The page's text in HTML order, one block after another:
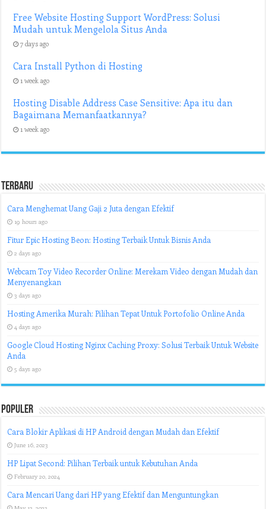
Free Website Hosting Support WordPress: Solusi
Mudah untuk Mengelola Situs Anda
7 days ago
Cara Install Python di Hosting
1 week ago
Hosting Disable Address Case Sensitive: Apa itu dan
Bagaimana Memanfaatkannya?
1 week ago
Terbaru
Cara Menghemat Uang Gaji 2 Juta dengan Efektif
19 hours ago
Fitur Epic Hosting Beon: Hosting Terbaik Untuk Bisnis Anda
2 days ago
Webcam Toy Video Recorder Online: Merekam Video dengan Mudah dan
Menyenangkan
3 days ago
Hosting Amerika Murah: Pilihan Tepat Untuk Portofolio Online Anda
4 days ago
Google Cloud Hosting Nginx Caching Proxy: Solusi Terbaik Untuk Website
Anda
5 days ago
Populer
Cara Blokir Aplikasi di HP Android dengan Mudah dan Efektif
June 16, 2023
HP Lipat Second: Pilihan Terbaik untuk Kebutuhan Anda
February 20, 2024
Cara Mencari Uang dari HP yang Efektif dan Menguntungkan